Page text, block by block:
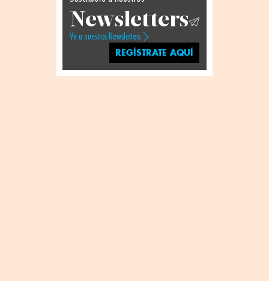
Newsletters
Ve a nuestros Newsletters
REGÍSTRATE AQUÍ